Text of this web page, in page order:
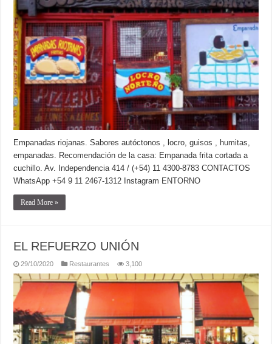
Empanadas riojanas. Sabores autóctonos , locro, guisos , humitas,
empanadas. Recomendación de la casa: Empanada frita cortada a
cuchillo. Av. Independencia 414 / (+54) 11 4300-8783 CONTACTOS
WhatsApp +54 9 11 2467-1312 Instagram ENTORNO
Read More »
EL REFUERZO UNIÓN
29/10/2020 Restaurantes 3,100